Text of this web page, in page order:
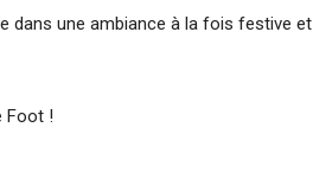
dans une ambiance à la fois festive et
Foot !